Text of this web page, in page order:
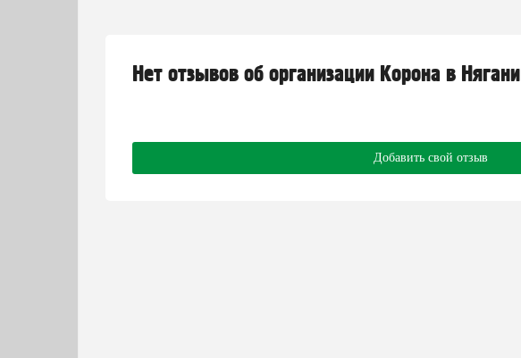
Нет отзывов об организации Корона в Нягани
Добавить свой отзыв